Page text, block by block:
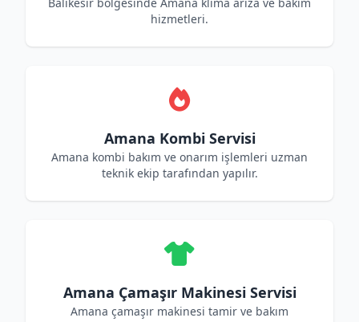
hizmetleri.
Amana Kombi Servisi
Amana kombi bakım ve onarım işlemleri uzman
teknik ekip tarafından yapılır.
Amana Çamaşır Makinesi Servisi
Amana çamaşır makinesi tamir ve bakım